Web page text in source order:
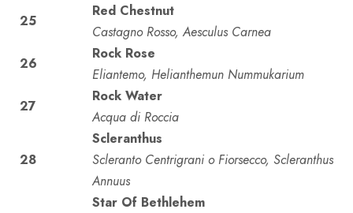
25
Red Chestnut
Castagno Rosso, Aesculus Carnea
26
Rock Rose
Eliantemo, Helianthemun Nummukarium
27
Rock Water
Acqua di Roccia
28
Scleranthus
Scleranto Centrigrani o Fiorsecco, Scleranthus
Annuus
Star Of Bethlehem